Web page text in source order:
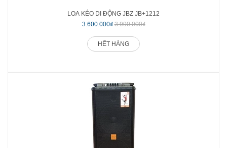
LOA KÉO DI ĐỘNG JBZ JB+1212
3.600.000₫ 3.990.000₫
HẾT HÀNG